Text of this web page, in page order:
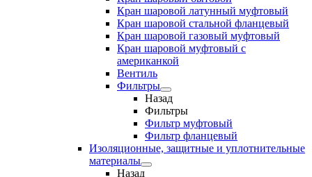
Кран шаровой латунный муфтовый
Кран шаровой стальной фланцевый
Кран шаровой газовый муфтовый
Кран шаровой муфтовый с
американкой
Вентиль
Фильтры
Назад
Фильтры
Фильтр муфтовый
Фильтр фланцевый
Изоляционные, защитные и уплотнительные
материалы
Назад